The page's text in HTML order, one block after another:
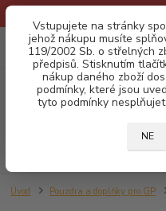
Vstupujete na stránky
jehož nákupu musíte
119/2002 Sb. o střelných
předpisů. Stisknutím
nákup daného zboží
podmínky, které jsou
tyto podmínky
NE
Úvod Pouzdra a doplňky pro GP